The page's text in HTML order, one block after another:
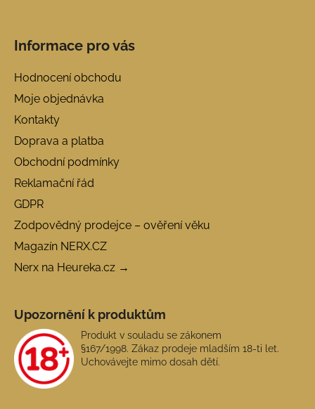
Informace pro vás
Hodnocení obchodu
Moje objednávka
Kontakty
Doprava a platba
Obchodní podmínky
Reklamační řád
GDPR
Zodpovědný prodejce – ověření věku
Magazín NERX.CZ
Nerx na Heureka.cz →
Upozornění k produktům
Produkt v souladu se zákonem
§167/1998. Zákaz prodeje mladším 18-ti let.
Uchovávejte mimo dosah dětí.